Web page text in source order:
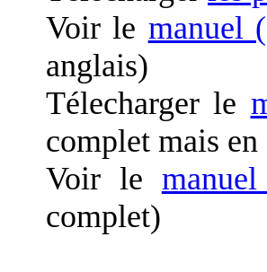
Voir le manuel
anglais)
Télecharger le
complet mais
Voir le
complet)